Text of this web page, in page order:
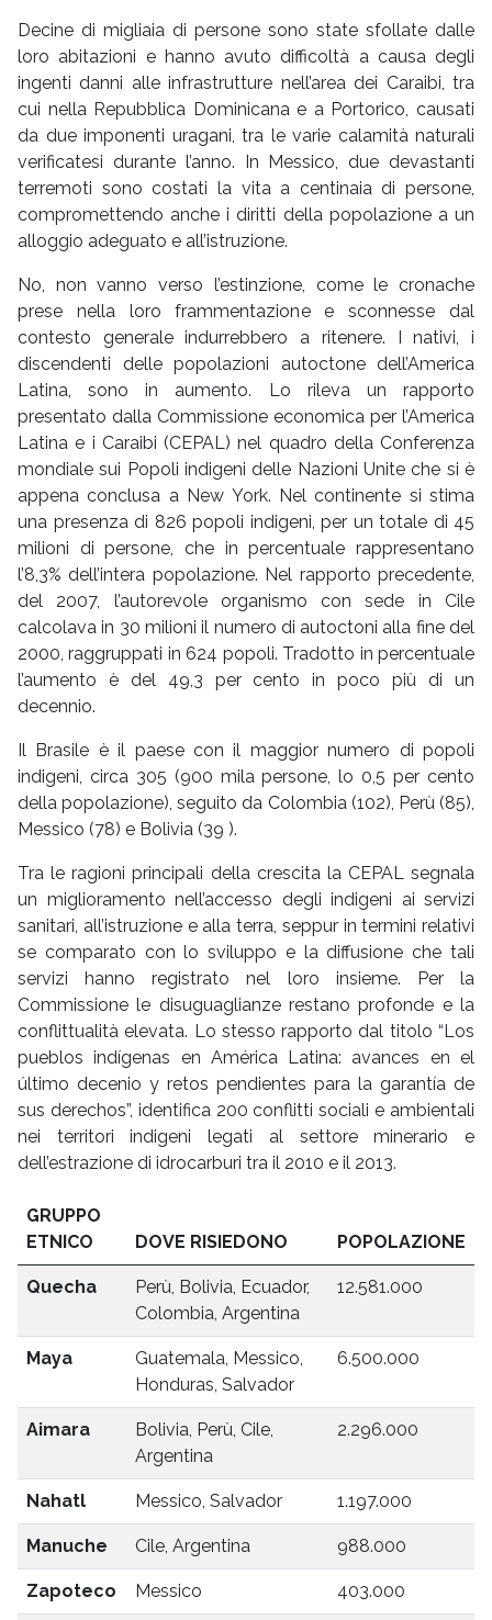
Decine di migliaia di persone sono state sfollate dalle
loro abitazioni e hanno avuto difficoltà a causa degli
ingenti danni alle infrastrutture nell’area dei Caraibi, tra
cui nella Repubblica Dominicana e a Portorico, causati
da due imponenti uragani, tra le varie calamità naturali
verificatesi durante l’anno. In Messico, due devastanti
terremoti sono costati la vita a centinaia di persone,
compromettendo anche i diritti della popolazione a un
alloggio adeguato e all’istruzione.
No, non vanno verso l’estinzione, come le cronache
prese nella loro frammentazione e sconnesse dal
contesto generale indurrebbero a ritenere. I nativi, i
discendenti delle popolazioni autoctone dell’America
Latina, sono in aumento. Lo rileva un rapporto
presentato dalla Commissione economica per l’America
Latina e i Caraibi (CEPAL) nel quadro della Conferenza
mondiale sui Popoli indigeni delle Nazioni Unite che si è
appena conclusa a New York. Nel continente si stima
una presenza di 826 popoli indigeni, per un totale di 45
milioni di persone, che in percentuale rappresentano
l’8,3% dell’intera popolazione. Nel rapporto precedente,
del 2007, l’autorevole organismo con sede in Cile
calcolava in 30 milioni il numero di autoctoni alla fine del
2000, raggruppati in 624 popoli. Tradotto in percentuale
l’aumento è del 49,3 per cento in poco più di un
decennio.
Il Brasile è il paese con il maggior numero di popoli
indigeni, circa 305 (900 mila persone, lo 0,5 per cento
della popolazione), seguito da Colombia (102), Perù (85),
Messico (78) e Bolivia (39 ).
Tra le ragioni principali della crescita la CEPAL segnala
un miglioramento nell’accesso degli indigeni ai servizi
sanitari, all’istruzione e alla terra, seppur in termini relativi
se comparato con lo sviluppo e la diffusione che tali
servizi hanno registrato nel loro insieme. Per la
Commissione le disuguaglianze restano profonde e la
conflittualità elevata. Lo stesso rapporto dal titolo “Los
pueblos indígenas en América Latina: avances en el
último decenio y retos pendientes para la garantía de
sus derechos”, identifica 200 conflitti sociali e ambientali
nei territori indigeni legati al settore minerario e
dell’estrazione di idrocarburi tra il 2010 e il 2013.
GRUPPO
ETNICO
DOVE RISIEDONO POPOLAZIONE
Quecha
Perù, Bolivia, Ecuador,
Colombia, Argentina
12.581.000
Maya
Guatemala, Messico,
Honduras, Salvador
6.500.000
Aimara
Bolivia, Perù, Cile,
Argentina
2.296.000
Nahatl Messico, Salvador 1.197.000
Manuche Cile, Argentina 988.000
Zapoteco Messico 403.000